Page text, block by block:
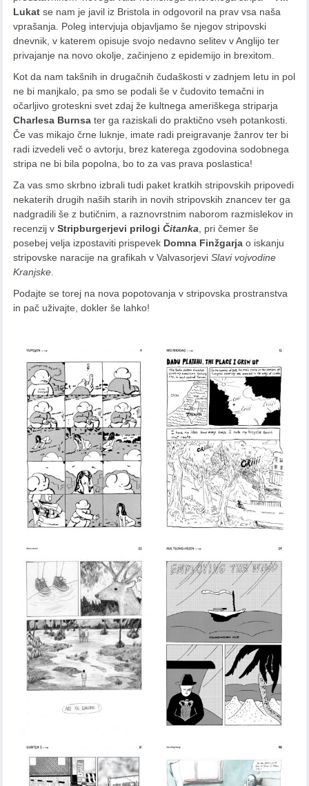
Lukat se nam je javil iz Bristola in odgovoril na prav vsa naša
vprašanja. Poleg intervjuja objavljamo še njegov stripovski
dnevnik, v katerem opisuje svojo nedavno selitev v Anglijo ter
privajanje na novo okolje, začinjeno z epidemijo in brexitom.
Kot da nam takšnih in drugačnih čudaškosti v zadnjem letu in pol
ne bi manjkalo, pa smo se podali še v čudovito temačni in
očarljivo groteskni svet zdaj že kultnega ameriškega striparja
Charlesa Burnsa ter ga raziskali do praktično vseh potankosti.
Če vas mikajo črne luknje, imate radi preigravanje žanrov ter bi
radi izvedeli več o avtorju, brez katerega zgodovina sodobnega
stripa ne bi bila popolna, bo to za vas prava poslastica!
Za vas smo skrbno izbrali tudi paket kratkih stripovskih pripovedi
nekaterih drugih naših starih in novih stripovskih znancev ter ga
nadgradili še z butičnim, a raznovrstnim naborom razmislekov in
recenzij vStripburgerjevi prilogiČitanka , pri čemer še
posebej velja izpostaviti prispevek Domna Finžgarja o iskanju
stripovske naracije na grafikah v ValvasorjeviSlavi vojvodine
Kranjske
Podajte se torej na nova popotovanja v stripovska prostranstva
in pač uživajte, dokler še lahko!